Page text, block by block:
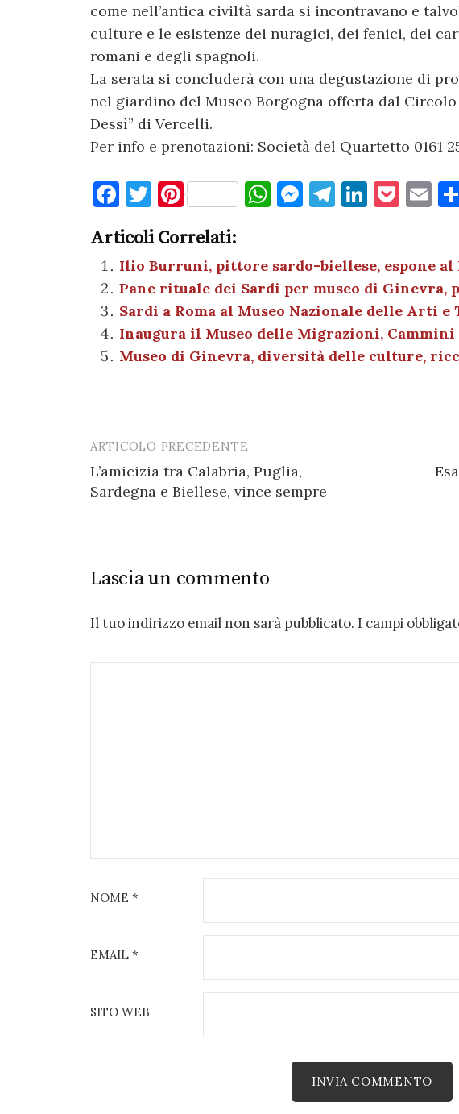
come nell’antica civiltà sarda si incontravano e
culture e le esistenze dei nuragici, dei fenici, dei
romani e degli spagnoli.
La serata si concluderà con una degustazione di
nel giardino del Museo Borgogna offerta dal
Dessì” di Vercelli.
Per info e prenotazioni: Società del Quartetto 0161
F
c
e
b
o
o
T
it
te
r
Pi
er
es
t
W
s
A
p
p
M
n
g
er
T
gr
a
m
Li
e
dI
n
P
k
et
E
l
Articoli Correlati:
Ilio Burruni, pittore sardo-biellese, espone al
Pane rituale dei Sardi per museo di Ginevra,
Sardi a Roma al Museo Nazionale delle Arti
Inaugura il Museo delle Migrazioni,
Museo di Ginevra, diversità delle culture,
Post
navigation
ARTICOLO PRECEDENTE
L’amicizia tra Calabria, Puglia,
Sardegna e Biellese, vince sempre
Lascia un commento
Il tuo indirizzo email non sarà pubblicato. I campi
NOME *
EMAIL *
SITO WEB